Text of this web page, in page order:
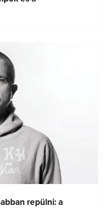
repülni: a